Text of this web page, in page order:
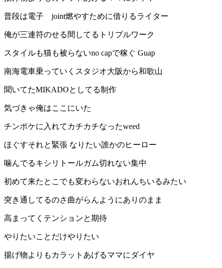
普段は電子 joint燃やすために借りるライター
俺が三連符のせる間してるトリプルワーク
スタイルも猫も被らないno capで稼ぐ Guap
南海電車乗っていくスタジオ大阪から和歌山
聞いてたMIKADOとしてる制作
気づきゃ俺はここにいた
チンポケに入れてカチカチなったweed
ほぐすそれと緊張 なりたい誰かのヒーロー
噛んでるキシリトールガム切れない集中
初めて来たとこでも変わらないおれんちいるみたい
突き通してるのさ曲がらんようにありのまま
高まってくテンションと期待
やりたいことだけやりたい
揚げ物よりもカラットあげるママにダイヤ